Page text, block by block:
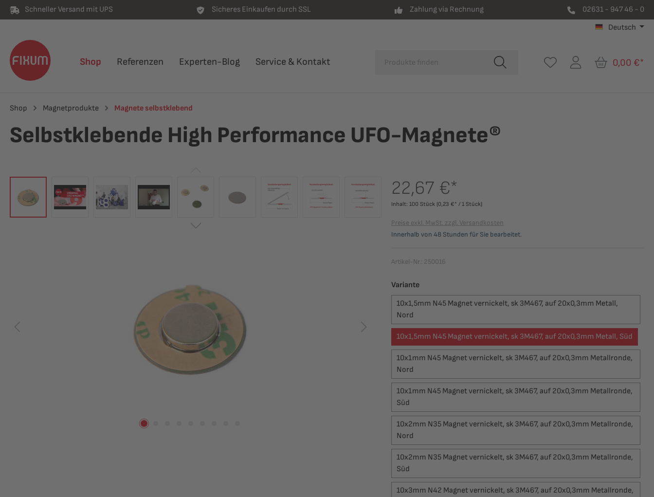
Zur Hauptnavigation springen
Schneller Versand mit UPS Sicheres Einkaufen durch SSL Zahlung via Rechnung
02631 - 947 46 - 0
Deutsch
Shop Referenzen Experten-Blog Service & Kontakt 0,00 €*
Shop Magnetprodukte Magnete selbstklebend
Selbstklebende High Performance UFO-Magnete®
22,67 €*
Inhalt: 100 Stück (0,23 €* / 1 Stück)
Preise exkl. MwSt. zzgl. Versandkosten
Innerhalb von 48 Stunden für Sie bearbeitet.
Artikel-Nr.: 250016
Varianteauswählen
10x1,5mm N45 Magnet vernickelt, sk 3M467, auf 20x0,3mm Metall,
Nord
10x1,5mm N45 Magnet vernickelt, sk 3M467, auf 20x0,3mm Metall, Süd
10x1mm N45 Magnet vernickelt, sk 3M467, auf 20x0,3mm Metallronde,
Nord
10x1mm N45 Magnet vernickelt, sk 3M467, auf 20x0,3mm Metallronde,
Süd
10x2mm N35 Magnet vernickelt, sk 3M467, auf 20x0,3mm Metallronde,
Nord
10x2mm N35 Magnet vernickelt, sk 3M467, auf 20x0,3mm Metallronde,
Süd
10x3mm N42 Magnet vernickelt, sk 3M467, auf 20x0,3mm Metallronde,